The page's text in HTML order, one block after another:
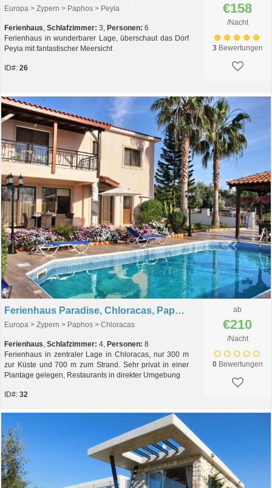
Europa > Zypern > Paphos > Peyia
Ferienhaus, Schlafzimmer: 3, Personen: 6
Ferienhaus in wunderbarer Lage, überschaut das Dorf
Peyia mit fantastischer Meersicht
ID#: 26
€158
/Nacht
3Bewertungen
Ferienhaus Paradise, Chloracas, Paphos, Zypern
Europa > Zypern > Paphos > Chloracas
Ferienhaus, Schlafzimmer: 4, Personen: 8
Ferienhaus in zentraler Lage in Chloracas, nur 300 m
zur Küste und 700 m zum Strand. Sehr privat in einer
Plantage gelegen, Restaurants in direkter Umgebung
ID#: 32
ab
€210
/Nacht
0Bewertungen